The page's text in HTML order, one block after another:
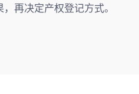
再决定产权登记方式。